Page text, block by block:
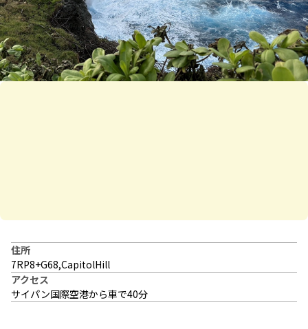
住所
7RP8+G68,CapitolHill
アクセス
サイパン国際空港から車で40分